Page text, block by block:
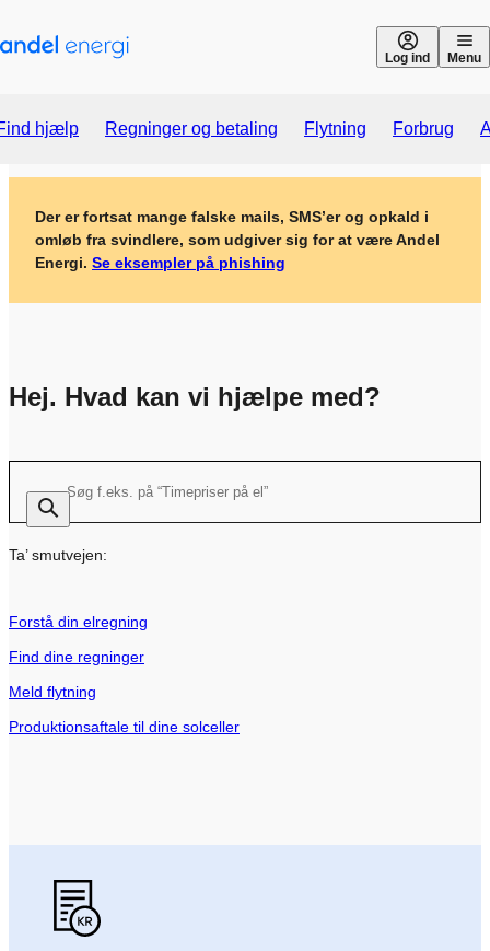
Log ind Menu
hjælp Regninger og betaling Flytning Forbrug
Der er fortsat mange falske mails, SMS’er og opkald i
omløb fra svindlere, som udgiver sig for at være Andel
Energi. Se eksempler på phishing
Hej. Hvad kan vi hjælpe med?
Ta’ smutvejen:
Forstå din elregning
Find dine regninger
Meld flytning
Produktionsaftale til dine solceller